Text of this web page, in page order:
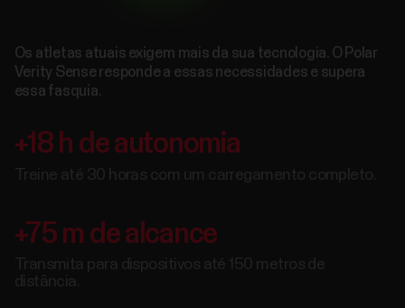
Os atletas atuais exigem mais da sua tecnologia. O Polar
Verity Sense responde a essas necessidades e supera
essa fasquia.
+18 h de autonomia
Treine até 30 horas com um carregamento completo.
+75 m de alcance
Transmita para dispositivos até 150 metros de
distância.